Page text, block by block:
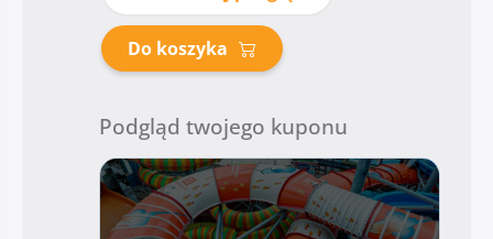
Do koszyka
Podgląd twojego kuponu